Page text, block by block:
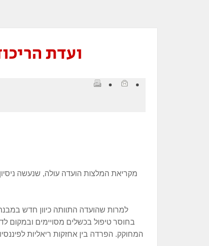
ועדת
מקריאת המלצות הועדה עולה, שנעשה
למרות שהועדה התוותה כיוון חדש
בחוסר טיפול בכשלים מסויימים ובמקום
המחוקק. הפרדה בין אחזקות ריאליות